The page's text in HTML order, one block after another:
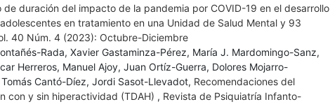
duración del impacto de la pandemia por COVID-19 en el desarrollo
en tratamiento en una Unidad de Salud Mental y 93
40 Núm. 4 (2023): Octubre-Diciembre
Rada, Xavier Gastaminza-Pérez, María J. Mardomingo-Sanz,
Herreros, Manuel Ajoy, Juan Ortíz-Guerra, Dolores Mojarro-
Cantó-Díez, Jordi Sasot-Llevadot, Recomendaciones del
con y sin hiperactividad (TDAH) , Revista de Psiquiatría Infanto-